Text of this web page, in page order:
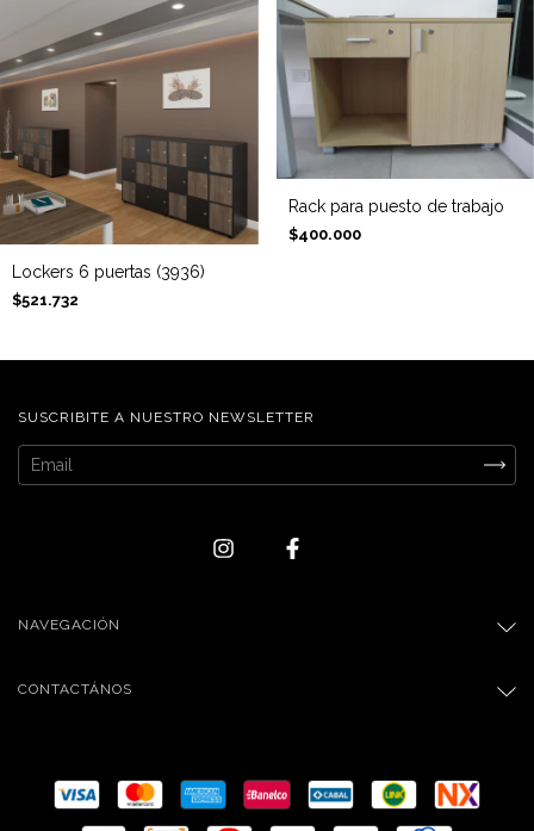
Lockers 6 puertas (3936)
$521.732
Rack para puesto de trabajo
$400.000
SUSCRIBITE A NUESTRO NEWSLETTER
NAVEGACIÓN
CONTACTÁNOS